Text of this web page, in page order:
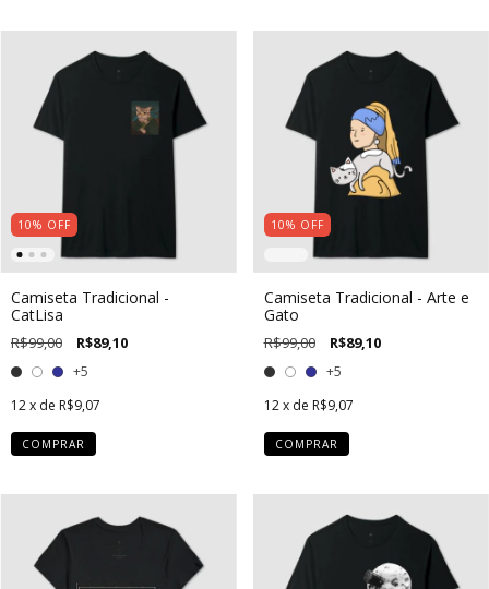
10% OFF
Camiseta Tradicional -
CatLisa
R$99,00 R$89,10
+5
12x de R$9,07
COMPRAR
10% OFF
Camiseta Tradicional - Arte e
Gato
R$99,00 R$89,10
+5
12 x de R$9,07
COMPRAR